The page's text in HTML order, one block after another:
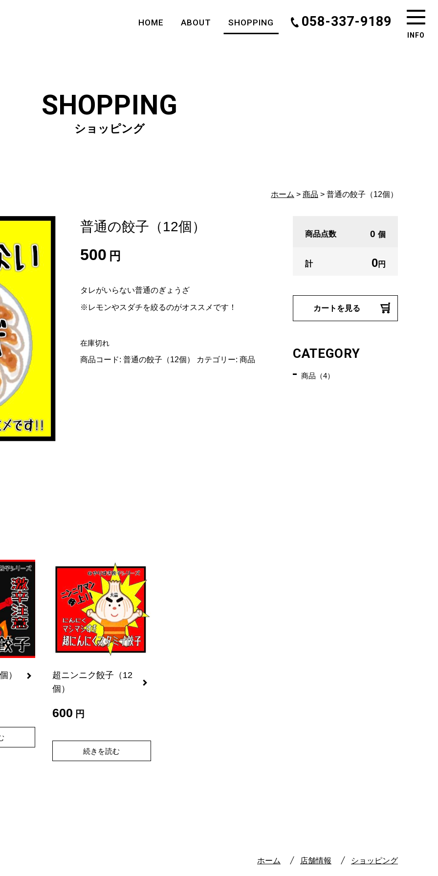
058-337-9189
HOME ABOUT SHOPPING
INFO
SHOPPING
ショッピング
ホーム > 商品 > 普通の餃子（12個）
普通の餃子（12個）
500 円
タレがいらない普通のぎょうざ
※レモンやスダチを絞るのがオススメです！
在庫切れ
商品コード: 普通の餃子（12個） カテゴリー: 商品
）
超ニンニク餃子（12
個）
600 円
続きを読む
商品点数 0 個
計 0円
カートを見る
CATEGORY
商品（4）
ホーム 店舗情報 ショッピング